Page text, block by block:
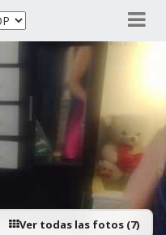
Ver todas las fotos (7)